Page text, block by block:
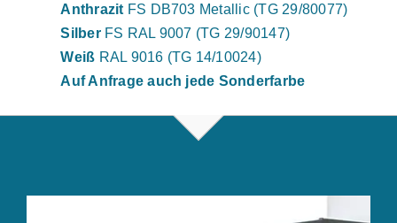
Anthrazit FS DB703 Metallic (TG 29/80077)
SilberFS RAL 9007 (TG 29/90147)
Weiß RAL 9016 (TG 14/10024)
Auf Anfrage auch jede Sonderfarbe